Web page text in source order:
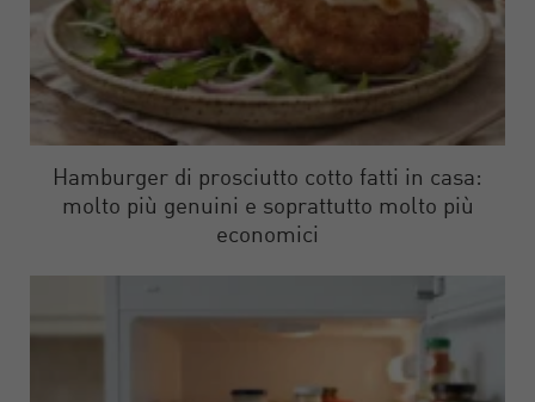
Hamburger di prosciutto cotto fatti in casa:
molto più genuini e soprattutto molto più
economici